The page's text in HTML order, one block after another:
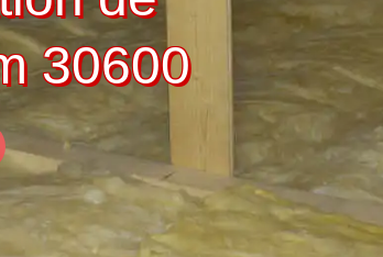
30600